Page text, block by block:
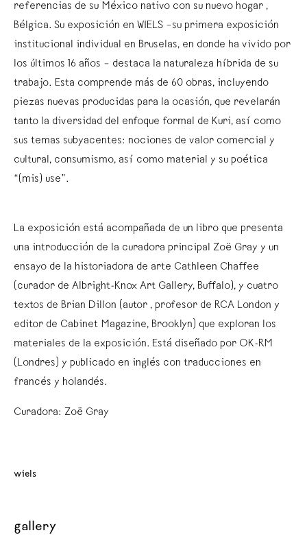
referencias de su México nativo con su nuevo hogar ,
Bélgica. Su exposición en WIELS –su primera exposición
institucional individual en Bruselas, en donde ha vivido por
los últimos 16 años – destaca la naturaleza híbrida de su
trabajo. Esta comprende más de 60 obras, incluyendo
piezas nuevas producidas para la ocasión, que revelarán
tanto la diversidad del enfoque formal de Kuri, así como
sus temas subyacentes: nociones de valor comercial y
cultural, consumismo, así como material y su poética
“(mis) use”.
La exposición está acompañada de un libro que presenta
una introducción de la curadora principal Zoë Gray y un
ensayo de la historiadora de arte Cathleen Chaffee
(curador de Albright-Knox Art Gallery, Buffalo), y cuatro
textos de Brian Dillon (autor , profesor de RCA London y
editor de Cabinet Magazine, Brooklyn) que exploran los
materiales de la exposición. Está diseñado por OK-RM
(Londres) y publicado en inglés con traducciones en
francés y holandés.
Curadora: Zoë Gray
wiels
gallery